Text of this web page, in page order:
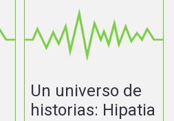
Un universo de
historias: Hipatia